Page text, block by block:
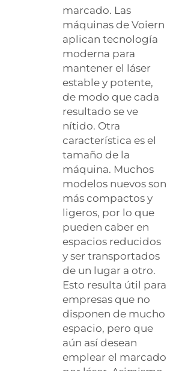
marcado. Las
máquinas de Voiern
aplican tecnología
moderna para
mantener el láser
estable y potente,
de modo que cada
resultado se ve
nítido. Otra
característica es el
tamaño de la
máquina. Muchos
modelos nuevos son
más compactos y
ligeros, por lo que
pueden caber en
espacios reducidos
y ser transportados
de un lugar a otro.
Esto resulta útil para
empresas que no
disponen de mucho
espacio, pero que
aún así desean
emplear el marcado